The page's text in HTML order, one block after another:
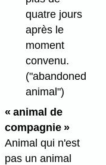
quatre jours
après le
moment
convenu.
("abandoned
animal")
« animal de
compagnie »
Animal qui n'est
pas un animal